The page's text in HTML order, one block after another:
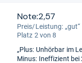
Note:2,57
Preis/Leistung: „gut“
Platz 2 von 8
„Plus: Unhörbar im
Minus: Ineffizient bei